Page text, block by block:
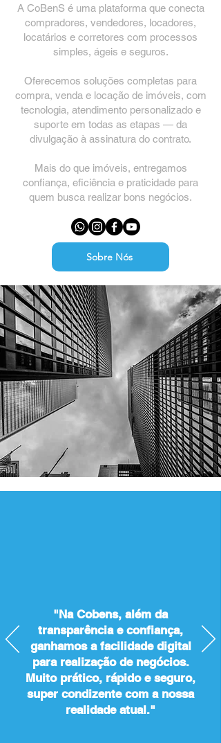
A CoBenS é uma plataforma que conecta
compradores, vendedores, locadores,
locatários e corretores com processos
simples, ágeis e seguros.
Oferecemos soluções completas para
compra, venda e locação de imóveis, com
tecnologia, atendimento personalizado e
suporte em todas as etapas — da
divulgação à assinatura do contrato.
Mais do que imóveis, entregamos
confiança, eficiência e praticidade para
quem busca realizar bons negócios.
Sobre Nós
"Na Cobens, além da
transparência e confiança,
ganhamos a facilidade digital
para realização de negócios.
Muito prático, rápido e seguro,
super condizente com a nossa
realidade atual."